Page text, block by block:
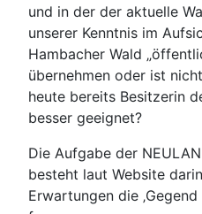
und in der der aktuelle
unserer Kenntnis im
Hambacher Wald
übernehmen oder ist
heute bereits Besitzerin
besser geeignet?
Die Aufgabe der
besteht laut Website
Erwartungen die